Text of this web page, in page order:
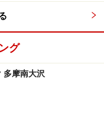
グ
多摩南大沢